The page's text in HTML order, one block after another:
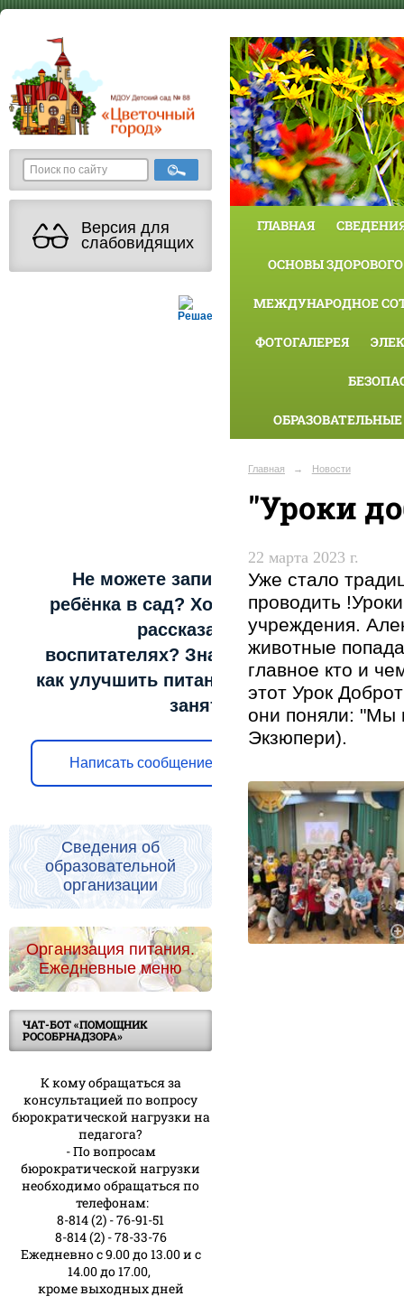
Версия для
слабовидящих
Решаем вместе
Не можете записать
ребёнка в сад? Хотите
рассказать о
воспитателях? Знаете,
как улучшить питание и
занятия?
Написать сообщение
Сведения об
образовательной
организации
Организация питания.
Ежедневные меню
ЧАТ-БОТ «ПОМОЩНИК
РОСОБРНАДЗОРА»
К кому обращаться за
консультацией по вопросу
бюрократической нагрузки на
педагога?
- По вопросам
бюрократической нагрузки
необходимо обращаться по
телефонам:
8-814 (2) - 76-91-51
8-814 (2) - 78-33-76
Ежедневно с 9.00 до 13.00 и с
14.00 до 17.00,
кроме выходных дней
ГЛАВНАЯ
ОСНОВЫ
МЕЖДУНАРОДНОЕ
ФОТОГАЛЕРЕЯ
Главная → Новости
"Уроки
22 марта 2023 г.
Уже стало
проводить
учреждения.
животные
главное кто и
этот Урок
они поняли: "Мы
Экзюпери).